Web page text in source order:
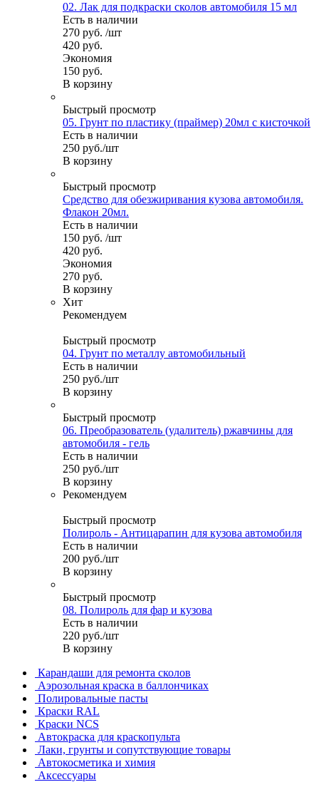
02. Лак для подкраски сколов автомобиля 15 мл
Есть в наличии
270 руб. /шт
420 руб.
Экономия
150 руб.
В корзину
Быстрый просмотр
05. Грунт по пластику (праймер) 20мл с кисточкой
Есть в наличии
250 руб./шт
В корзину
Быстрый просмотр
Средство для обезжиривания кузова автомобиля.
Флакон 20мл.
Есть в наличии
150 руб. /шт
420 руб.
Экономия
270 руб.
В корзину
Хит
Рекомендуем
Быстрый просмотр
04. Грунт по металлу автомобильный
Есть в наличии
250 руб./шт
В корзину
Быстрый просмотр
06. Преобразователь (удалитель) ржавчины для
автомобиля - гель
Есть в наличии
250 руб./шт
В корзину
Рекомендуем
Быстрый просмотр
Полироль - Антицарапин для кузова автомобиля
Есть в наличии
200 руб./шт
В корзину
Быстрый просмотр
08. Полироль для фар и кузова
Есть в наличии
220 руб./шт
В корзину
Карандаши для ремонта сколов
Аэрозольная краска в баллончиках
Полировальные пасты
Краски RAL
Краски NCS
Автокраска для краскопульта
Лаки, грунты и сопутствующие товары
Автокосметика и химия
Аксессуары